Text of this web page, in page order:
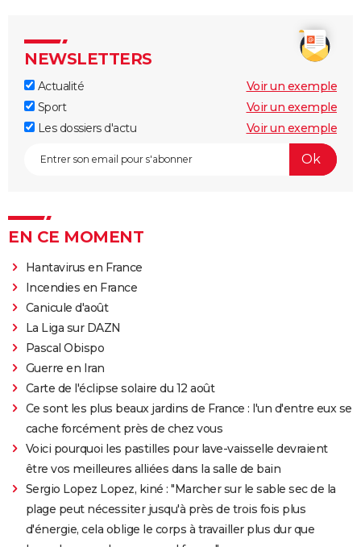
NEWSLETTERS
Actualité
Voir un exemple
Sport
Voir un exemple
Les dossiers d'actu
Voir un exemple
EN CE MOMENT
Hantavirus en France
Incendies en France
Canicule d'août
La Liga sur DAZN
Pascal Obispo
Guerre en Iran
Carte de l'éclipse solaire du 12 août
Ce sont les plus beaux jardins de France : l'un d'entre eux se
cache forcément près de chez vous
Voici pourquoi les pastilles pour lave-vaisselle devraient
être vos meilleures alliées dans la salle de bain
Sergio Lopez Lopez, kiné : "Marcher sur le sable sec de la
plage peut nécessiter jusqu'à près de trois fois plus
d'énergie, cela oblige le corps à travailler plus dur que